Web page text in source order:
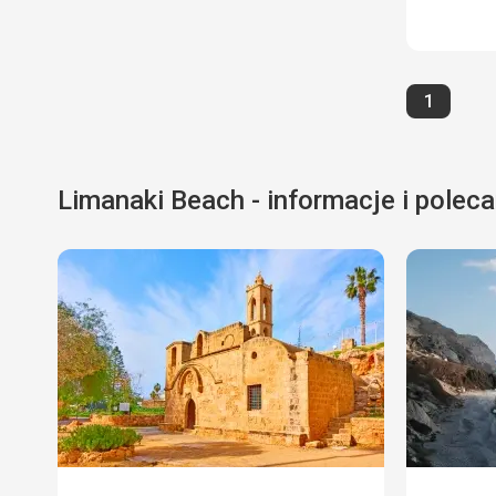
Strona
1
Limanaki Beach - informacje i